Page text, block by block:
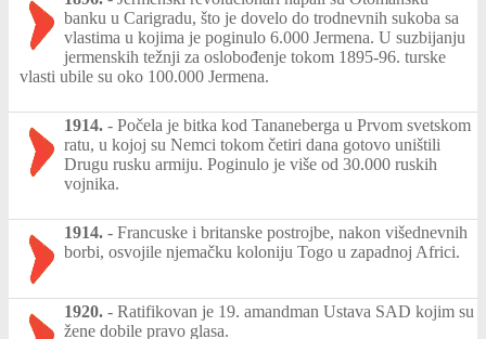
banku u Carigradu, što je dovelo do trodnevnih sukoba sa
vlastima u kojima je poginulo 6.000 Jermena. U suzbijanju
jermenskih težnji za oslobođenje tokom 1895-96. turske
vlasti ubile su oko 100.000 Jermena.
1914. - Počela je bitka kod Tananeberga u Prvom svetskom
ratu, u kojoj su Nemci tokom četiri dana gotovo uništili
Drugu rusku armiju. Poginulo je više od 30.000 ruskih
vojnika.
1914. - Francuske i britanske postrojbe, nakon višednevnih
borbi, osvojile njemačku koloniju Togo u zapadnoj Africi.
1920. - Ratifikovan je 19. amandman Ustava SAD kojim su
žene dobile pravo glasa.